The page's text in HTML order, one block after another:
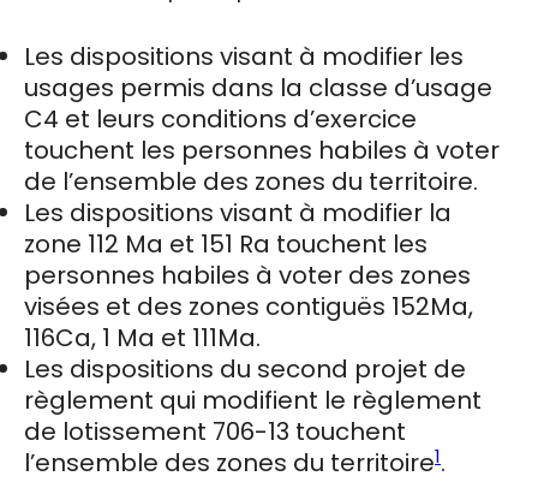
Modification des
règlements 705-13 et
706-13 | Formuler une
demande de
participation
référendaire
Les dispositions visant à modifier les
usages permis dans la classe d’usage
C4 et leurs conditions d’exercice
touchent les personnes habiles à voter
de l’ensemble des zones du territoire.
Les dispositions visant à modifier la
zone 112 Ma et 151 Ra touchent les
personnes habiles à voter des zones
visées et des zones contiguës 152Ma,
116Ca, 1 Ma et 111Ma.
Les dispositions du second projet de
règlement qui modifient le règlement
de lotissement 706-13 touchent
l’ensemble des zones du territoire1.